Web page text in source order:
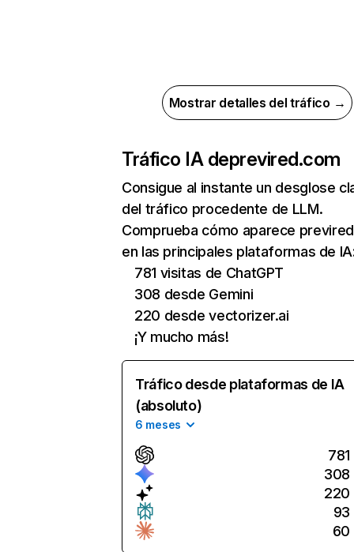
Mostrar detalles del tráfico →
Tráfico IA deprevired.com
Consigue al instante un desglose
del tráfico procedente de LLM.
Comprueba cómo aparece
en las principales plataformas de
781 visitas de ChatGPT
308 desde Gemini
220 desde vectorizer.ai
¡Y mucho más!
Tráfico desde plataformas de IA
(absoluto)
6 meses
781
308
220
93
60